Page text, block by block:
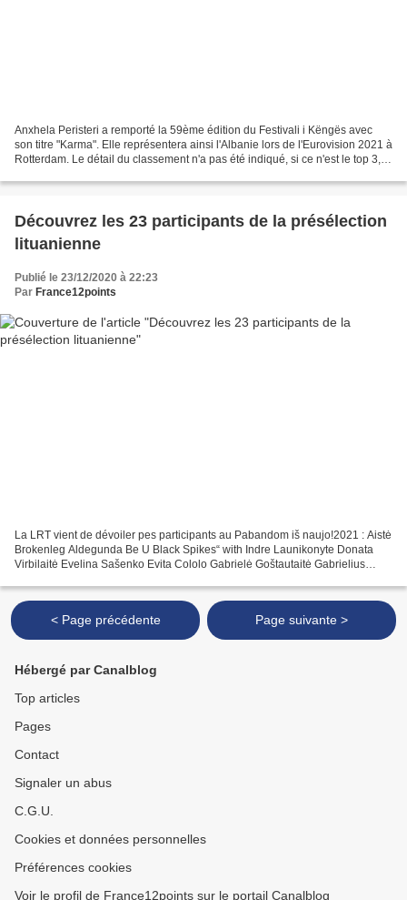
Anxhela Peristeri a remporté la 59ème édition du Festivali i Këngës avec
son titre "Karma". Elle représentera ainsi l'Albanie lors de l'Eurovision 2021 à
Rotterdam. Le détail du classement n'a pas été indiqué, si ce n'est le top 3, à
Découvrez les 23 participants de la présélection
lituanienne
Publié le 23/12/2020 à 22:23
Par France12points
La LRT vient de dévoiler pes participants au Pabandom iš naujo!2021 : Aistė
Brokenleg Aldegunda Be U Black Spikes“ with Indre Launikonyte Donata
Virbilaitė Evelina Sašenko Evita Cololo Gabrielė Goštautaitė Gabrielius
< Page précédente Page suivante >
Hébergé par Canalblog
Top articles
Pages
Contact
Signaler un abus
C.G.U.
Cookies et données personnelles
Préférences cookies
Voir le profil de France12points sur le portail Canalblog